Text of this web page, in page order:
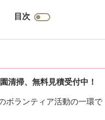
目次
清掃、無料見積受付中！
ボランティア活動の一環